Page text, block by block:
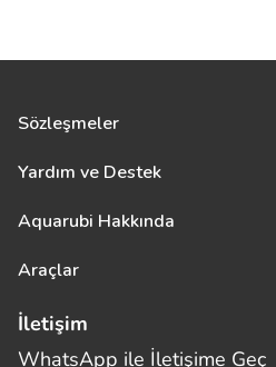
Sözleşmeler
Yardım ve Destek
Aquarubi Hakkında
Araçlar
İletişim
WhatsApp ile İletişime Geç